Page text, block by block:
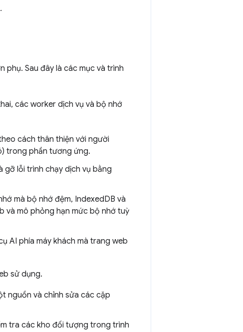
Sau đây là các mục và trình
các worker dịch vụ và bộ nhớ
cách thân thiện với người
trong phần tương ứng.
gỡ lỗi trình chạy dịch vụ bằng
mà bộ nhớ đệm, IndexedDB và
và mô phỏng hạn mức bộ nhớ tuỳ
AI phía máy khách mà trang web
sử dụng.
nguồn và chỉnh sửa các cặp
tra các kho đối tượng trong trình